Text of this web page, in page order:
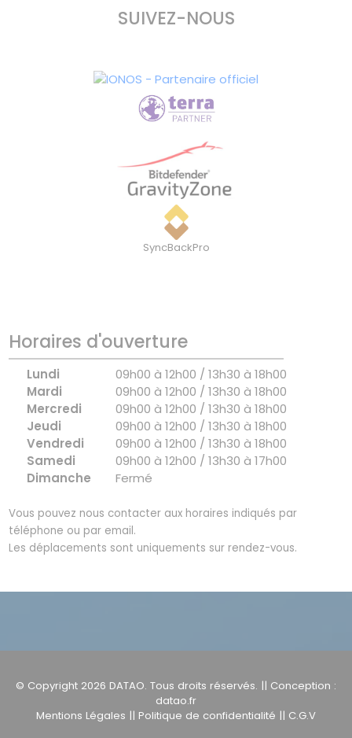
SUIVEZ-NOUS
SyncBackPro
Horaires d'ouverture
Lundi
09h00 à 12h00 / 13h30 à 18h00
Mardi
09h00 à 12h00 / 13h30 à 18h00
Mercredi
09h00 à 12h00 / 13h30 à 18h00
Jeudi
09h00 à 12h00 / 13h30 à 18h00
Vendredi
09h00 à 12h00 / 13h30 à 18h00
Samedi
09h00 à 12h00 / 13h30 à 17h00
Dimanche
Fermé
Vous pouvez nous contacter aux horaires indiqués par
téléphone ou par email.
Les déplacements sont uniquements sur rendez-vous.
© Copyright 2026 DATAO. Tous droits réservés. || Conception :
datao.fr
Mentions Légales || Politique de confidentialité || C.G.V